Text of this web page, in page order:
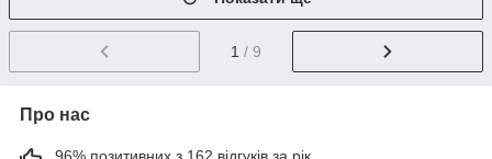
1 / 9
Про нас